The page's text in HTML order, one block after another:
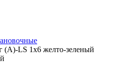
LS 1х6 желто-зеленый